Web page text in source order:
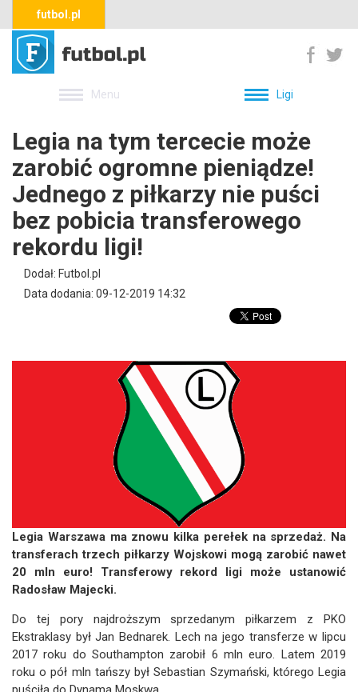
futbol.pl
Menu Ligi
Legia na tym tercecie może
zarobić ogromne pieniądze!
Jednego z piłkarzy nie puści
bez pobicia transferowego
rekordu ligi!
Dodał: Futbol.pl
Data dodania: 09-12-2019 14:32
Legia Warszawa ma znowu kilka perełek na sprzedaż. Na
transferach trzech piłkarzy Wojskowi mogą zarobić nawet
20 mln euro! Transferowy rekord ligi może ustanowić
Radosław Majecki.
Do tej pory najdroższym sprzedanym piłkarzem z PKO
Ekstraklasy był Jan Bednarek. Lech na jego transferze w lipcu
2017 roku do Southampton zarobił 6 mln euro. Latem 2019
roku o pół mln tańszy był Sebastian Szymański, którego Legia